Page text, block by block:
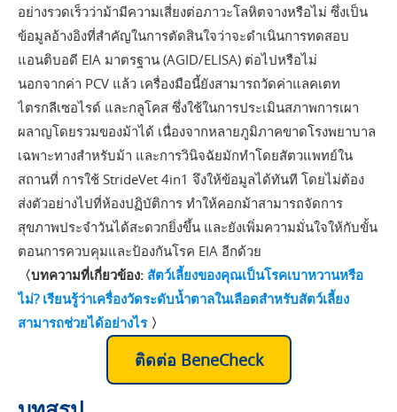
อย่างรวดเร็วว่าม้ามีความเสี่ยงต่อภาวะโลหิตจางหรือไม่ ซึ่งเป็น
ข้อมูลอ้างอิงที่สำคัญในการตัดสินใจว่าจะดำเนินการทดสอบ
แอนติบอดี EIA มาตรฐาน (AGID/ELISA) ต่อไปหรือไม่
นอกจากค่า PCV แล้ว เครื่องมือนี้ยังสามารถวัดค่าแลคเตท
ไตรกลีเซอไรด์ และกลูโคส ซึ่งใช้ในการประเมินสภาพการเผา
ผลาญโดยรวมของม้าได้ เนื่องจากหลายภูมิภาคขาดโรงพยาบาล
เฉพาะทางสำหรับม้า และการวินิจฉัยมักทำโดยสัตวแพทย์ใน
สถานที่ การใช้ StrideVet 4in1 จึงให้ข้อมูลได้ทันที โดยไม่ต้อง
ส่งตัวอย่างไปที่ห้องปฏิบัติการ ทำให้คอกม้าสามารถจัดการ
สุขภาพประจำวันได้สะดวกยิ่งขึ้น และยังเพิ่มความมั่นใจให้กับขั้น
ตอนการควบคุมและป้องกันโรค EIA อีกด้วย
〈บทความที่เกี่ยวข้อง: สัตว์เลี้ยงของคุณเป็นโรคเบาหวานหรือ
ไม่? เรียนรู้ว่าเครื่องวัดระดับน้ำตาลในเลือดสำหรับสัตว์เลี้ยง
สามารถช่วยได้อย่างไร〉
ติดต่อ BeneCheck